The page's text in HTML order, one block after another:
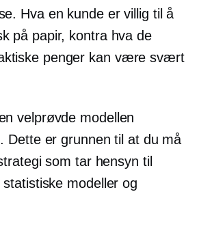
Hva en kunde er villig til å
på papir, kontra hva de
penger kan være svært
velprøvde modellen
Dette er grunnen til at du må
som tar hensyn til
statistiske modeller og